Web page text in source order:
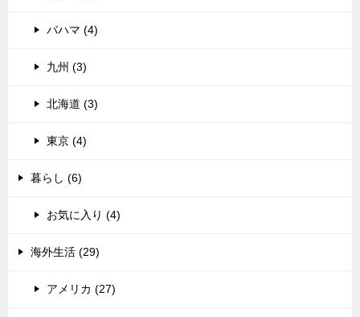
バハマ (4)
九州 (3)
北海道 (3)
東京 (4)
暮らし (6)
お気に入り (4)
海外生活 (29)
アメリカ (27)